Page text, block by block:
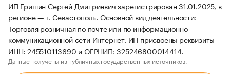
ИП Гришин Сергей Дмитриевич зарегистрирован 31.01.2025, в
регионе — г. Севастополь. Основной вид деятельности:
Торговля розничная по почте или по информационно-
коммуникационной сети Интернет. ИП присвоены реквизиты
ИНН: 245510113690 и ОГРНИП: 325246800014414.
Данные получены из публичных государственных источников.